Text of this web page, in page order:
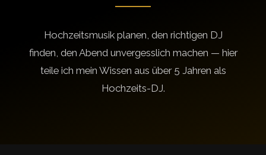
Hochzeitsmusik planen, den richtigen DJ
finden, den Abend unvergesslich machen — hier
teile ich mein Wissen aus über 5 Jahren als
Hochzeits-DJ.